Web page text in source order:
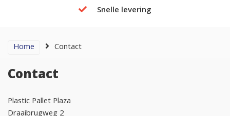
Snelle levering
Home Contact
Contact
Plastic Pallet Plaza